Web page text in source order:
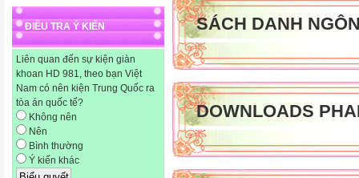
ĐIỀU TRA Ý KIẾN
Liên quan đến sự kiện giàn
khoan HD 981, theo bạn Việt
Nam có nên kiện Trung Quốc ra
tòa án quốc tế?
Không nên
Nên
Bình thường
Ý kiến khác
SÁCH DANH
DOWNLOADS